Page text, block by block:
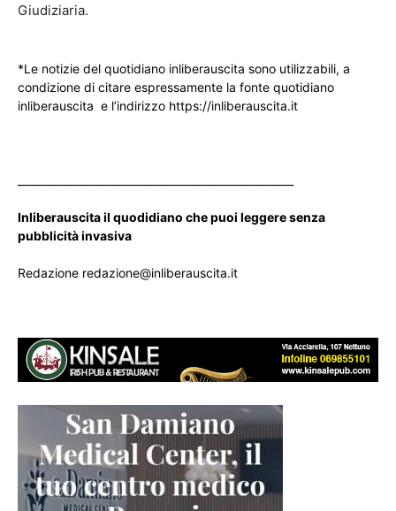
Giudiziaria.
*Le notizie del quotidiano inliberauscita sono utilizzabili, a
condizione di citare espressamente la fonte quotidiano
inliberauscita e l’indirizzo https://inliberauscita.it
Inliberauscita il quodidiano che puoi leggere senza
pubblicità invasiva
Redazione redazione@inliberauscita.it